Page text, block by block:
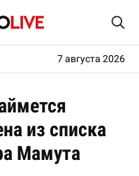
7 августа 2026
из списка
Мамута